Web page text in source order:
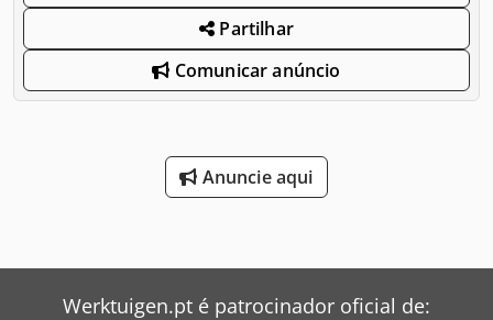
Partilhar
Comunicar anúncio
Anuncie aqui
Werktuigen.pt é patrocinador oficial de: